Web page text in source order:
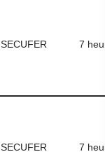
SECUFER 7
SECUFER 7